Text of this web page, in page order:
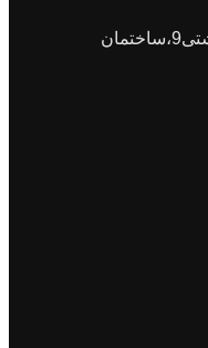
گیلان ، لاهیجان ، شیشه گران،بهشتی9،ساختمان